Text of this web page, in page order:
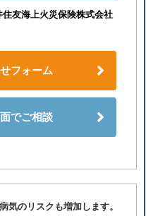
住友海上火災保険株式会社
フォーム
でご相談
気のリスクも増加します。